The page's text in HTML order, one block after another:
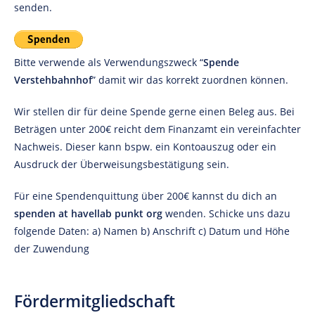
senden.
Bitte verwende als Verwendungszweck “Spende
Verstehbahnhof” damit wir das korrekt zuordnen können.
Wir stellen dir für deine Spende gerne einen Beleg aus. Bei
Beträgen unter 200€ reicht dem Finanzamt ein vereinfachter
Nachweis. Dieser kann bspw. ein Kontoauszug oder ein
Ausdruck der Überweisungsbestätigung sein.
Für eine Spendenquittung über 200€ kannst du dich an
spenden at havellab punkt org wenden. Schicke uns dazu
folgende Daten: a) Namen b) Anschrift c) Datum und Höhe
der Zuwendung
Fördermitgliedschaft